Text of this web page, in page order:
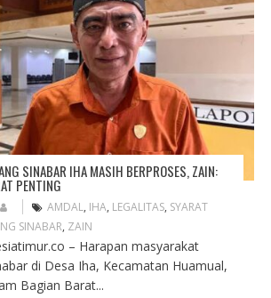
SINABAR IHA MASIH BERPROSES, ZAIN:
PENTING
AMDAL, IHA, LEGALITAS, SYARAT
SINABAR, ZAIN
– Harapan masyarakat
di Desa Iha, Kecamatan Huamual,
Bagian Barat...